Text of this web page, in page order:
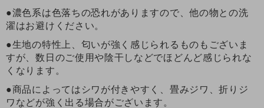
●濃色系は色落ちの恐れがありますので、他の物との洗
濯はお避けください。
●生地の特性上、匂いが強く感じられるものもございま
すが、数日のご使用や陰干しなどでほどんど感じられな
くなります。
●商品によってはシワが付きやすく、畳みジワ、折りジ
ワなどが強く出る場合がございます。